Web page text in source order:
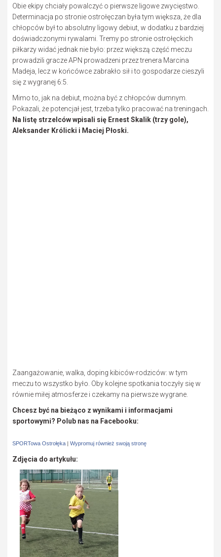
Obie ekipy chciały powalczyć o pierwsze ligowe zwycięstwo.
Determinacja po stronie ostrołęczan była tym większa, że dla
chłopców był to absolutny ligowy debiut, w dodatku z bardziej
doświadczonymi rywalami. Tremy po stronie ostrołęckich
piłkarzy widać jednak nie było: przez większą część meczu
prowadzili gracze APN prowadzeni przez trenera Marcina
Madeja, lecz w końcówce zabrakło sił i to gospodarze cieszyli
się z wygranej 6:5.
Mimo to, jak na debiut, można być z chłopców dumnym.
Pokazali, że potencjał jest, trzeba tylko pracować na treningach.
Na listę strzelców wpisali się Ernest Skalik (trzy gole),
Aleksander Królicki i Maciej Płoski.
Zaangażowanie, walka, doping kibiców-rodziców: w tym
meczu to wszystko było. Oby kolejne spotkania toczyły się w
równie miłej atmosferze i czekamy na pierwsze wygrane.
Chcesz być na bieżąco z wynikami i informacjami
sportowymi? Polub nas na Facebooku:
SPORTowa Ostrołęka | Wypromuj również swoją stronę
Zdjęcia do artykułu: